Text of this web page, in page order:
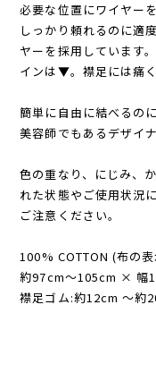
必要な位置にワイヤー
しっかり頼れるのに適
ヤーを採用しています
インは▼。襟足には痛
簡単に自由に結べるの
美容師でもあるデザイ
色の重なり、にじみ、
れた状態やご使用状況
ご注意ください。
100% COTTON (布の
約97cm〜105cm × 幅
襟足ゴム:約12cm 〜約